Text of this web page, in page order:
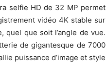
selfie HD de 32 MP permet
vidéo 4K stable sur
quel que soit l’angle de vue.
de gigantesque de 7000
puissance d’image et style